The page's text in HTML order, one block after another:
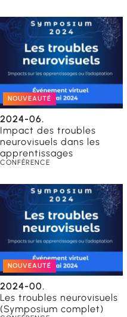
NOUVEAUTÉ
2024-06.
Impact des troubles
neurovisuels dans les
apprentissages
CONFÉRENCE
NOUVEAUTÉ
2024-00.
Les troubles neurovisuels
(Symposium complet)